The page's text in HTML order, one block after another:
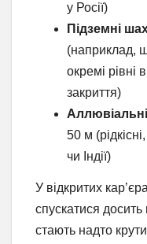
у Росії)
Підземні
(наприклад,
окремі рівні
закриття)
50 м
чи Індії)
У відкритих
спускатися досить
стають надто